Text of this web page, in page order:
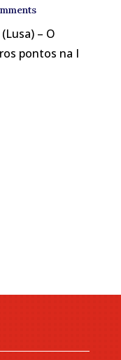
– O
pontos na I